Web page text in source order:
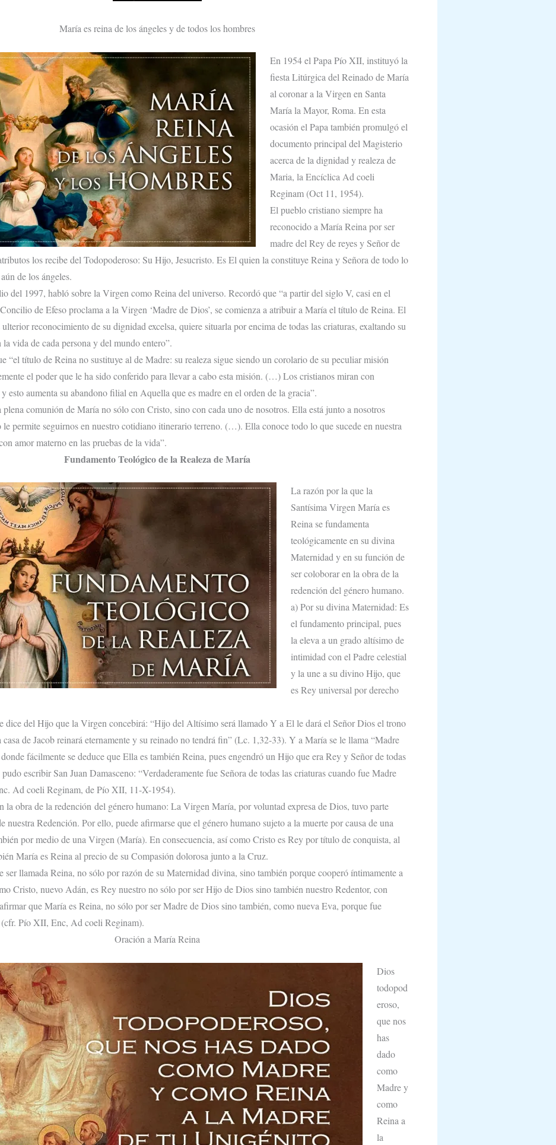
María es reina de los ángeles y de todos los hombres
En 1954 el Papa Pío XII, instituyó la
fiesta Litúrgica del Reinado de María
al coronar a la Virgen en Santa
María la Mayor, Roma. En esta
ocasión el Papa también promulgó el
documento principal del Magisterio
acerca de la dignidad y realeza de
Maria, la Encíclica Ad coeli
Reginam (Oct 11, 1954).
El pueblo cristiano siempre ha
reconocido a María Reina por ser
madre del Rey de reyes y Señor de
los recibe del Todopoderoso: Su Hijo, Jesucristo. Es El quien la constituye Reina y Señora de todo lo
de los ángeles.
del 1997, habló sobre la Virgen como Reina del universo. Recordó que “a partir del siglo V, casi en el
de Efeso proclama a la Virgen ‘Madre de Dios’, se comienza a atribuir a María el título de Reina. El
reconocimiento de su dignidad excelsa, quiere situarla por encima de todas las criaturas, exaltando su
vida de cada persona y del mundo entero”.
“el título de Reina no sustituye al de Madre: su realeza sigue siendo un corolario de su peculiar misión
el poder que le ha sido conferido para llevar a cabo esta misión. (…) Los cristianos miran con
esto aumenta su abandono filial en Aquella que es madre en el orden de la gracia”.
comunión de María no sólo con Cristo, sino con cada uno de nosotros. Ella está junto a nosotros
le permite seguirnos en nuestro cotidiano itinerario terreno. (…). Ella conoce todo lo que sucede en nuestra
amor materno en las pruebas de la vida”.
Fundamento Teológico de la Realeza de María
La razón por la que la
Santísima Virgen María es
Reina se fundamenta
teológicamente en su divina
Maternidad y en su función de
ser coloborar en la obra de la
redención del género humano.
a) Por su divina Maternidad: Es
el fundamento principal, pues
la eleva a un grado altísimo de
intimidad con el Padre celestial
y la une a su divino Hijo, que
es Rey universal por derecho
dice del Hijo que la Virgen concebi­rá: “Hijo del Altísimo será llamado Y a El le dará el Señor Dios el trono
de Jacob reinará eter­namente y su reinado no tendrá fin” (Lc. 1,32-33). Y a María se le llama “Madre
fácilmente se deduce que Ella es también Reina, pues engendró un Hijo que era Rey y Señor de todas
escribir San Juan Damasceno: “Verdaderamente fue Señora de to­das las criaturas cuando fue Madre
Ad coeli Reginam, de Pío XII, 11-X-1954).
la obra de la redención del género humano: La Virgen María, por voluntad expresa de Dios, tuvo parte
nuestra Redención. Por ello, puede afir­marse que el género humano sujeto a la muerte por causa de una
por medio de una Virgen (María). En consecuencia, así como Cristo es Rey por título de conquista, al
María es Reina al precio de su Compasión dolorosa junto a la Cruz.
ser llamada Reina, no sólo por ra­zón de su Maternidad divina, sino también porque cooperó íntimamente a
Cristo, nuevo Adán, es Rey nuestro no sólo por ser Hijo de Dios sino tam­bién nuestro Redentor, con
que María es Reina, no sólo por ser Madre de Dios sino tam­bién, como nueva Eva, porque fue
(cfr. Pío XII, Enc, Ad coeli Reginam).
Oración a María Reina
Dios
todopod
eroso,
que nos
has
dado
como
Madre y
como
Reina a
la